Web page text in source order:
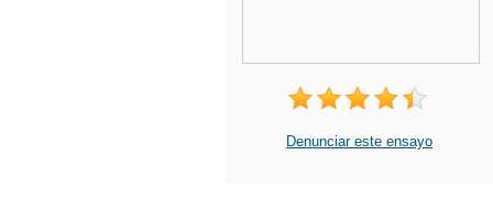
Denunciar este ensayo